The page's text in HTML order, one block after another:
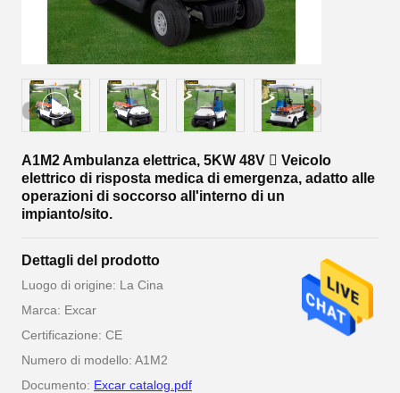
A1M2 Ambulanza elettrica, 5KW 48V  Veicolo
elettrico di risposta medica di emergenza, adatto alle
operazioni di soccorso all'interno di un
impianto/sito.
Dettagli del prodotto
Luogo di origine: La Cina
Marca: Excar
Certificazione: CE
Numero di modello: A1M2
Documento: Excar catalog.pdf